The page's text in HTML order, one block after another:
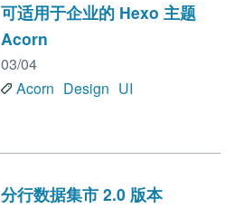
可适用于企业的 Hexo 主题
Acorn
03/04
Acorn Design UI
分行数据集市 2.0 版本